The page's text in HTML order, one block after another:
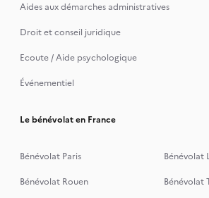
Aides aux démarches administratives
Droit et conseil juridique
Ecoute / Aide psychologique
Événementiel
Le bénévolat en France
Bénévolat Paris
Bénévolat
Bénévolat Rouen
Bénévolat